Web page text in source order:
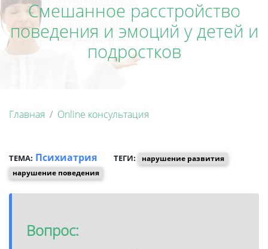
Смешанное расстройство
поведения и эмоций у детей и
подростков
Главная Online консультация
ТЕМА: Психиатрия ТЕГИ:
нарушение развития
нарушение поведения
Вопрос: